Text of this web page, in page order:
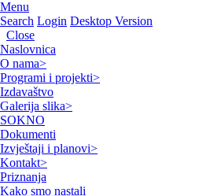
Menu
Search Login Desktop Version
Close
Naslovnica
O nama>
Programi i projekti>
Izdavaštvo
Galerija slika>
SOKNO
Dokumenti
Izvještaji i planovi>
Kontakt>
Priznanja
Kako smo nastali